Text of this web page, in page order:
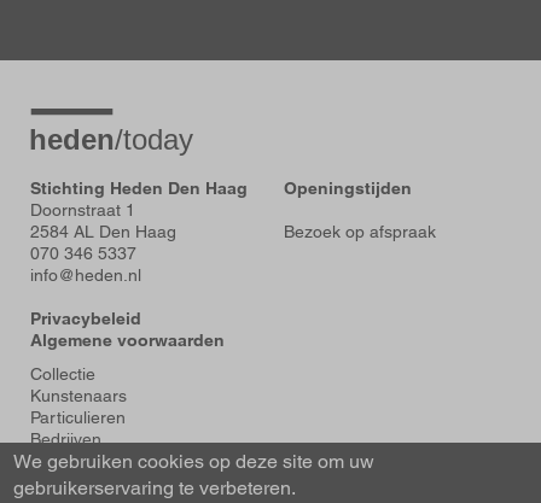
Stichting Heden Den Haag
Doornstraat 1
2584 AL Den Haag
070 346 5337
info@heden.nl
Privacybeleid
Algemene voorwaarden
Openingstijden
Bezoek op afspraak
Voet
Collectie
Kunstenaars
Particulieren
Bedrijven
Tentoonstellingen
Actueel
We gebruiken cookies op deze site om uw
gebruikerservaring te verbeteren.